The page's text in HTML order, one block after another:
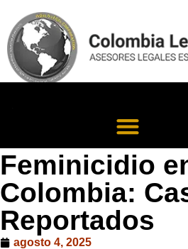
Feminicidio
Colombia:
Reportados
agosto 4, 2025